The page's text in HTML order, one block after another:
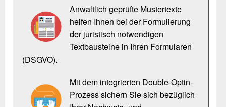
Anwaltlich geprüfte Mustertexte
helfen Ihnen bei der Formulierung
der juristisch notwendigen
Textbausteine in Ihren Formularen
(DSGVO).
Mit dem integrierten Double-Optin-
Prozess sichern Sie sich bezüglich